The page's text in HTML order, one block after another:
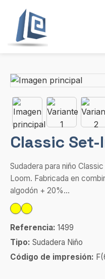
Classic Set-
Sudadera para niño
Loom. Fabricada en
algodón + 20%...
Referencia: 1499
Tipo: Sudadera Niño
Código de impresión: